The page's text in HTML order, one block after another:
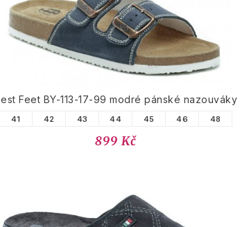
PODOBNÉ PRODUKTY
Feet BY-113-17-99 modré pánské nazouváky
41 42 43 44 45 46 48
899 Kč